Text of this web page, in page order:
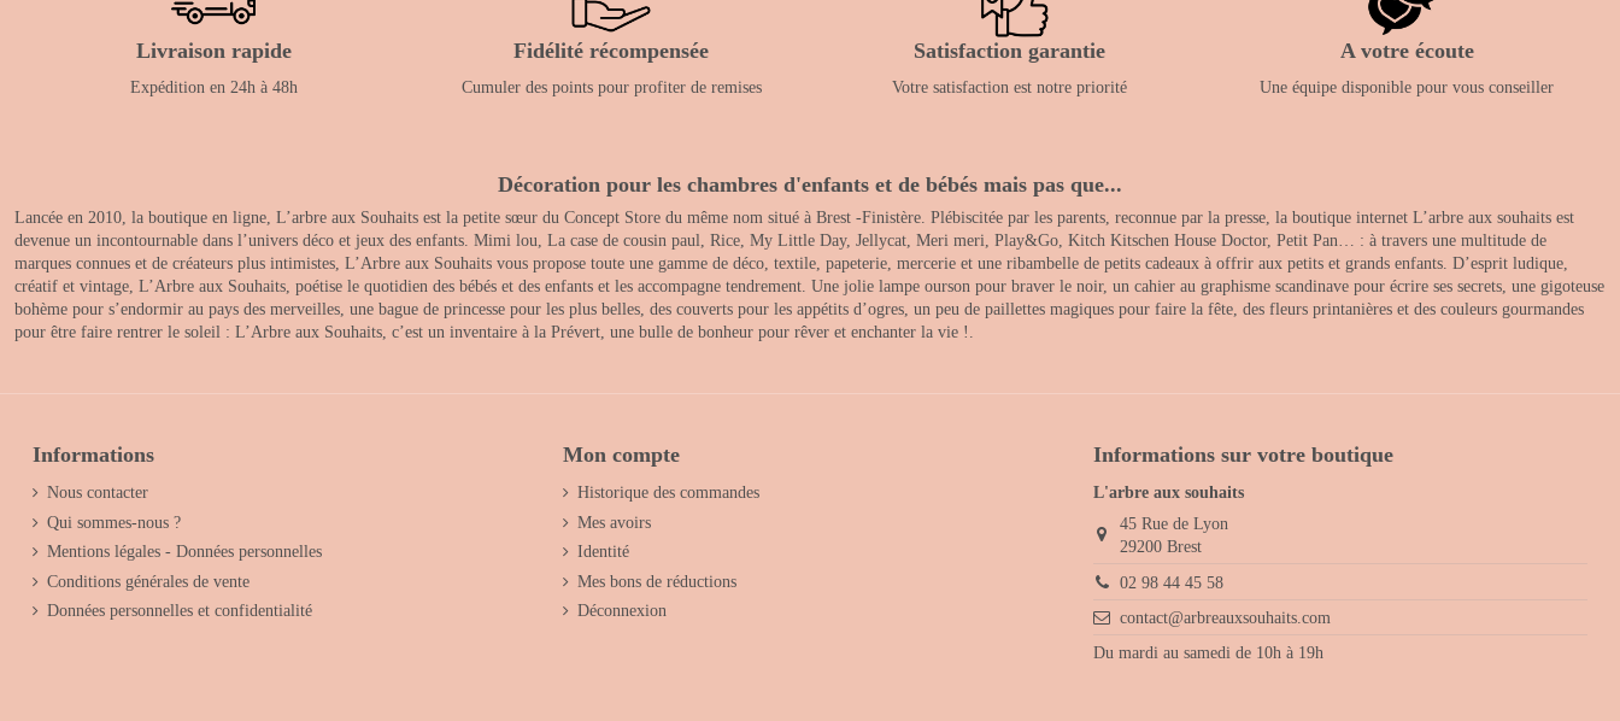
Livraison rapide
Expédition en 24h à 48h
Fidélité récompensée
Cumuler des points pour profiter de remises
Satisfaction garantie
Votre satisfaction est notre priorité
A votre écoute
Une équipe disponible pour vous conseiller
Décoration pour les chambres d'enfants et de bébés mais pas que...
Lancée en 2010, la boutique en ligne, L’arbre aux Souhaits est la petite sœur du Concept Store du même nom situé à Brest -Finistère. Plébiscitée par les parents, reconnue par la presse, la boutique internet L’arbre aux souhaits est
devenue un incontournable dans l’univers déco et jeux des enfants. Mimi lou, La case de cousin paul, Rice, My Little Day, Jellycat, Meri meri, Play&Go, Kitch Kitschen House Doctor, Petit Pan… : à travers une multitude de
marques connues et de créateurs plus intimistes, L’Arbre aux Souhaits vous propose toute une gamme de déco, textile, papeterie, mercerie et une ribambelle de petits cadeaux à offrir aux petits et grands enfants. D’esprit ludique,
créatif et vintage, L’Arbre aux Souhaits, poétise le quotidien des bébés et des enfants et les accompagne tendrement. Une jolie lampe ourson pour braver le noir, un cahier au graphisme scandinave pour écrire ses secrets, une gigoteuse
bohème pour s’endormir au pays des merveilles, une bague de princesse pour les plus belles, des couverts pour les appétits d’ogres, un peu de paillettes magiques pour faire la fête, des fleurs printanières et des couleurs gourmandes
pour être faire rentrer le soleil : L’Arbre aux Souhaits, c’est un inventaire à la Prévert, une bulle de bonheur pour rêver et enchanter la vie !.
Informations
Nous contacter
Qui sommes-nous ?
Mentions légales - Données personnelles
Conditions générales de vente
Données personnelles et confidentialité
Mon compte
Historique des commandes
Mes avoirs
Identité
Mes bons de réductions
Déconnexion
Informations sur votre boutique
L'arbre aux souhaits
45 Rue de Lyon
29200 Brest
02 98 44 45 58
contact@arbreauxsouhaits.com
Du mardi au samedi de 10h à 19h